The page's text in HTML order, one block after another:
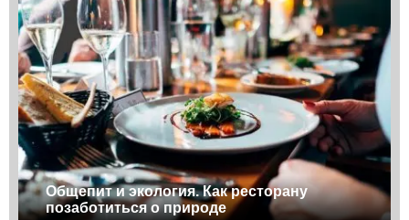
Общепит и экология. Как ресторану
позаботиться о природе